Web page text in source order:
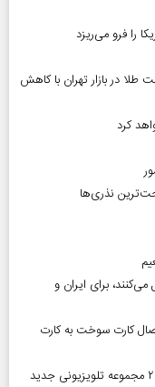
را فرو می‌ریزد
۱۱ مرداد ۱۴۰۵ | افت قیمت طلا در بازار تهران با کاهش
کرد
نذری‌ها
برای ایران و
اتصال کارت سوخت به کارت
هنرمند منحصر‌به‌فردی را از دست دادیم/ پخش ۲ مجموعه تلویزیونی جدید